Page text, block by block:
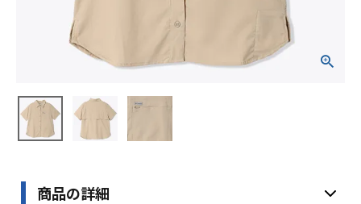
特定商取引法
プライバシーポリシー
商品の詳細